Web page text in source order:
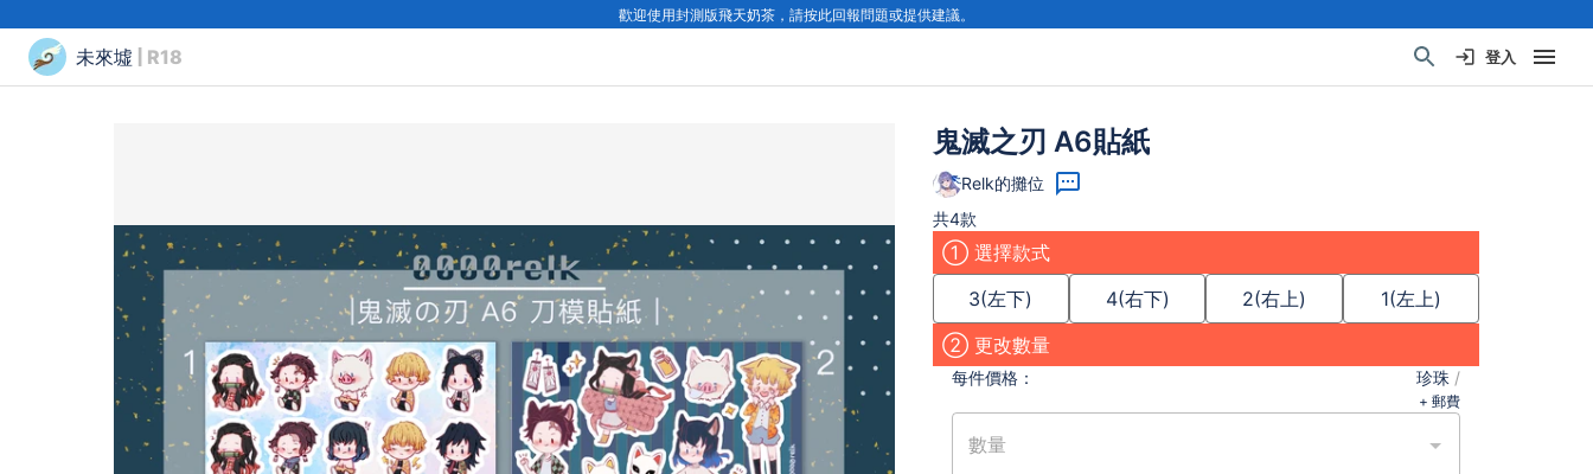
歡迎使用封測版飛天奶茶，請按此回報問題或提供建議。
未來墟 | R18 登入
鬼滅之刃 A6貼紙
Relk的攤位
共4款
① 選擇款式
3(左下)
4(右下) 2(右上)
1(左上)
② 更改數量
每件價格： 珍珠 /
+ 郵費
數量